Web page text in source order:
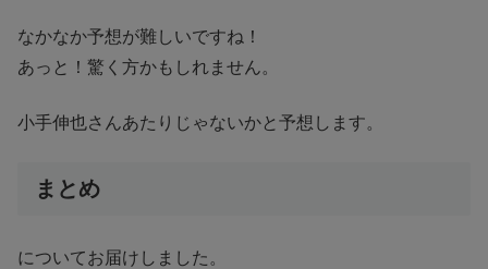
なかなか予想が難しいですね！
あっと！驚く方かもしれません。
小手伸也さんあたりじゃないかと予想します。
まとめ
についてお届けしました。